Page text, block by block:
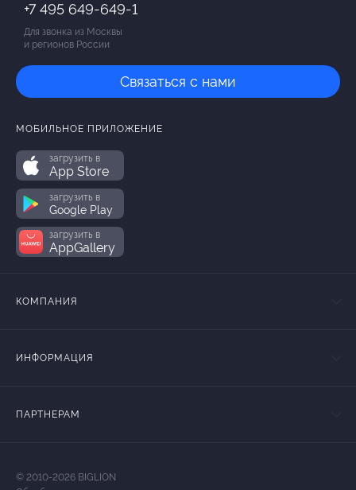
+7 495 649-649-1
Для звонка из Москвы
и регионов России
Связаться с нами
МОБИЛЬНОЕ ПРИЛОЖЕНИЕ
загрузить в
App Store
загрузить в
Google Play
загрузить в
AppGallery
КОМПАНИЯ
ИНФОРМАЦИЯ
ПАРТНЕРАМ
© 2010-2026 BIGLION